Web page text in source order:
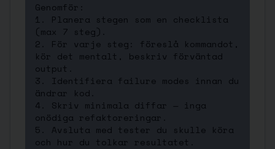
Genomför:
1. Planera stegen som en checklista
(max 7 steg).
2. För varje steg: föreslå kommandot,
kör det mentalt, beskriv förväntad
output.
3. Identifiera failure modes innan du
ändrar kod.
4. Skriv minimala diffar — inga
onödiga refaktoreringar.
5. Avsluta med tester du skulle köra
och hur du tolkar resultatet.